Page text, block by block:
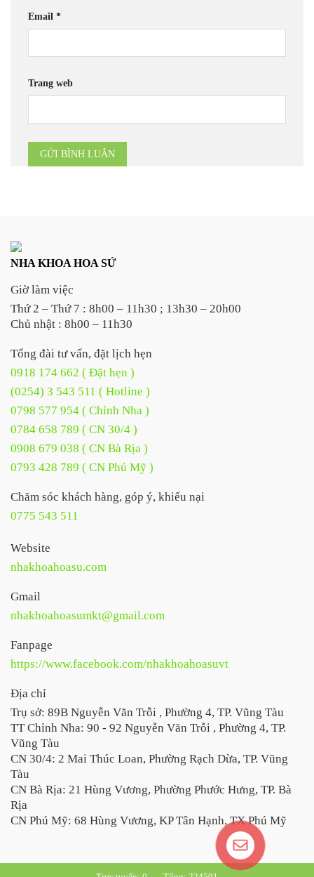
Email *
Trang web
NHA KHOA HOA SỨ
Giờ làm việc
Thứ 2 – Thứ 7 : 8h00 – 11h30 ; 13h30 – 20h00
Chủ nhật : 8h00 – 11h30
Tổng đài tư vấn, đặt lịch hẹn
0918 174 662 ( Đặt hẹn )
(0254) 3 543 511 ( Hotline )
0798 577 954 ( Chỉnh Nha )
0784 658 789 ( CN 30/4 )
0908 679 038 ( CN Bà Rịa )
0793 428 789 ( CN Phú Mỹ )
Chăm sóc khách hàng, góp ý, khiếu nại
0775 543 511
Website
nhakhoahoasu.com
Gmail
nhakhoahoasumkt@gmail.com
Fanpage
https://www.facebook.com/nhakhoahoasuvt
Địa chỉ
Trụ sở: 89B Nguyễn Văn Trỗi , Phường 4, TP. Vũng Tàu
TT Chỉnh Nha: 90 - 92 Nguyễn Văn Trỗi , Phường 4, TP.
Vũng Tàu
CN 30/4: 2 Mai Thúc Loan, Phường Rạch Dừa, TP. Vũng
Tàu
CN Bà Rịa: 21 Hùng Vương, Phường Phước Hưng, TP. Bà
Rịa
CN Phú Mỹ: 68 Hùng Vương, KP Tân Hạnh, TX Phú Mỹ